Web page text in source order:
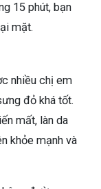
15 phút, bạn
mặt.
nhiều chị em
đỏ khá tốt.
mất, làn da
khỏe mạnh và